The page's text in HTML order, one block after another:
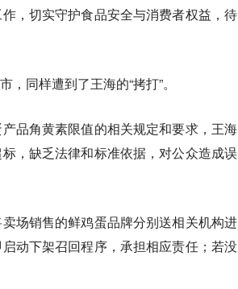
，切实守护食品安全与消费者权益，待
同样遭到了王海的“拷打”。
品角黄素限值的相关规定和要求，王海
，缺乏法律和标准依据，对公众造成误
场销售的鲜鸡蛋品牌分别送相关机构进
动下架召回程序，承担相应责任；若没